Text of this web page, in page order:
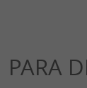
PARA